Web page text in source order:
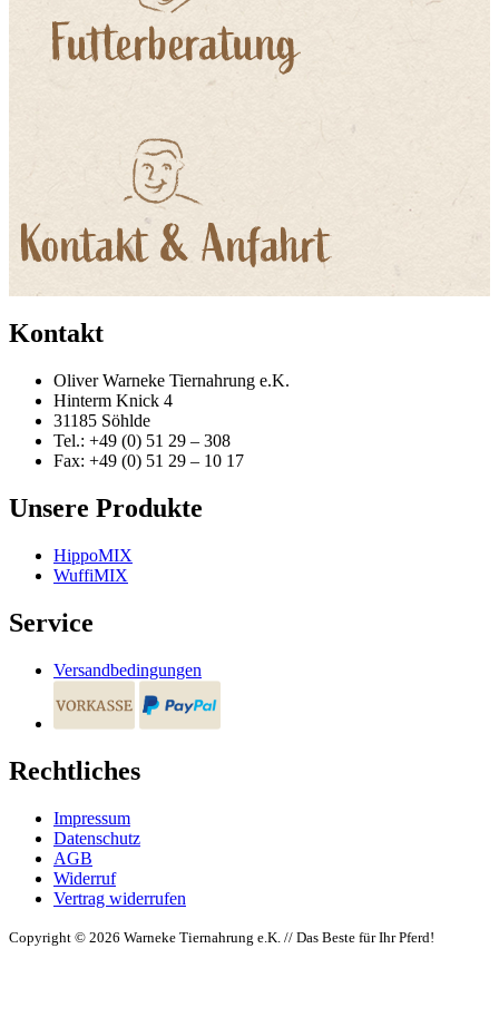
Kontakt
Oliver Warneke Tiernahrung e.K.
Hinterm Knick 4
31185 Söhlde
Tel.: +49 (0) 51 29 – 308
Fax: +49 (0) 51 29 – 10 17
Unsere Produkte
HippoMIX
WuffiMIX
Service
Versandbedingungen
Rechtliches
Impressum
Datenschutz
AGB
Widerruf
Vertrag widerrufen
Copyright © 2026 Warneke Tiernahrung e.K. // Das Beste für Ihr Pferd!